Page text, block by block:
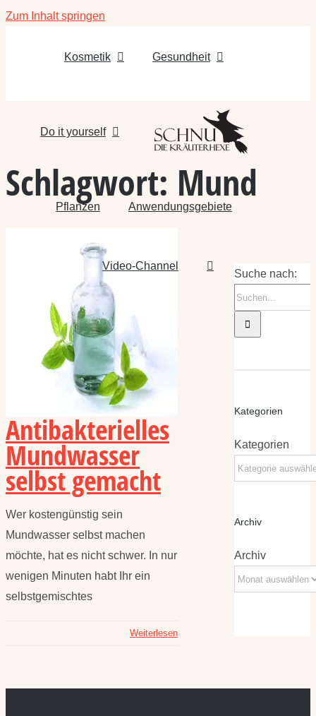
Zum Inhalt springen
Kosmetik Gesundheit
Do it yourself
Pflanzen Anwendungsgebiete
Video-Channel
Schlagwort: Mund
Antibakterielles
Mundwasser
selbst gemacht
Wer kostengünstig sein
Mundwasser selbst machen
möchte, hat es nicht schwer. In nur
wenigen Minuten habt Ihr ein
selbstgemischtes
Weiterlesen
Suche nach:
Kategorien
Kategorien
Archiv
Archiv